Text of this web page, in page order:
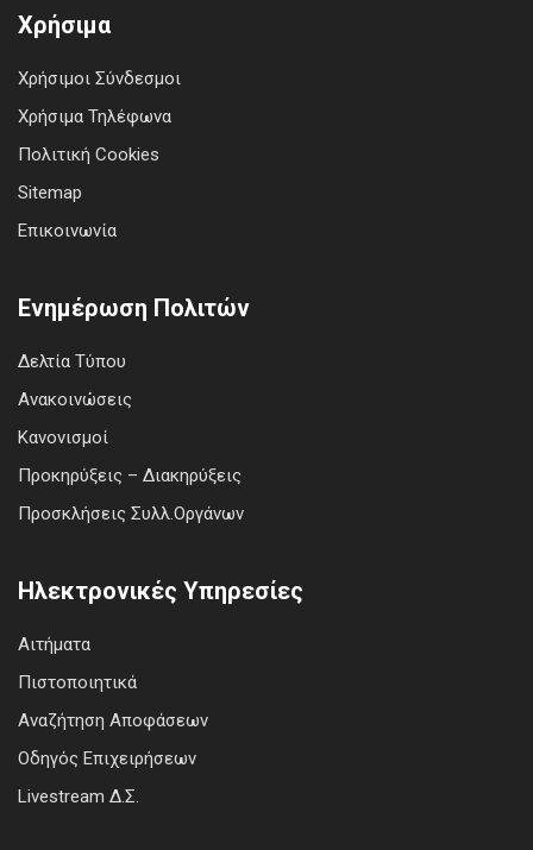
Χρήσιμα
Χρήσιμοι Σύνδεσμοι
Χρήσιμα Τηλέφωνα
Πολιτική Cookies
Sitemap
Επικοινωνία
Ενημέρωση Πολιτών
Δελτία Τύπου
Ανακοινώσεις
Κανονισμοί
Προκηρύξεις – Διακηρύξεις
Προσκλήσεις Συλλ.Οργάνων
Ηλεκτρονικές Υπηρεσίες
Αιτήματα
Πιστοποιητικά
Αναζήτηση Αποφάσεων
Οδηγός Επιχειρήσεων
Livestream Δ.Σ.